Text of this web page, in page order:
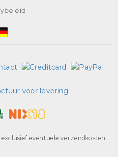
eventuele verzendkosten.